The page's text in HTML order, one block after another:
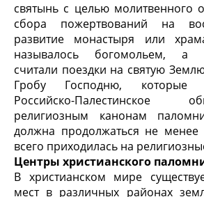
святынь с целью молитвенного
сбора пожертвований на
развитие монастыря или
называлось богомольем, а
считали поездки на святую
Гробу Господню, которые
Российско-Палестинское
религиозным канонам
должна продолжаться не
всего приходилась на
Центры христианского
В христианском мире
мест в различных районах